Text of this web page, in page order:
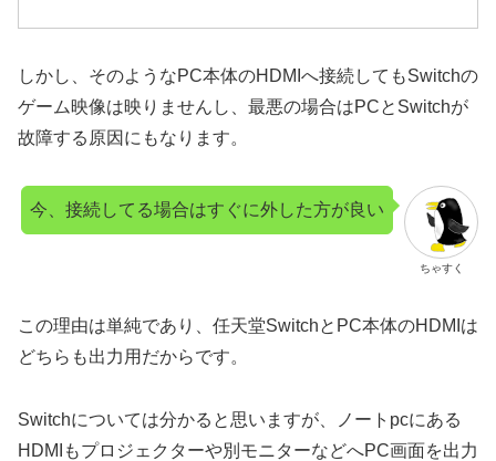
しかし、そのようなPC本体のHDMIへ接続してもSwitchの
ゲーム映像は映りませんし、最悪の場合はPCとSwitchが
故障する原因にもなります。
ちゃすく
今、接続してる場合はすぐに外した方が良い
この理由は単純であり、任天堂SwitchとPC本体のHDMIは
どちらも出力用だからです。
Switchについては分かると思いますが、ノートpcにある
HDMIもプロジェクターや別モニターなどへPC画面を出力